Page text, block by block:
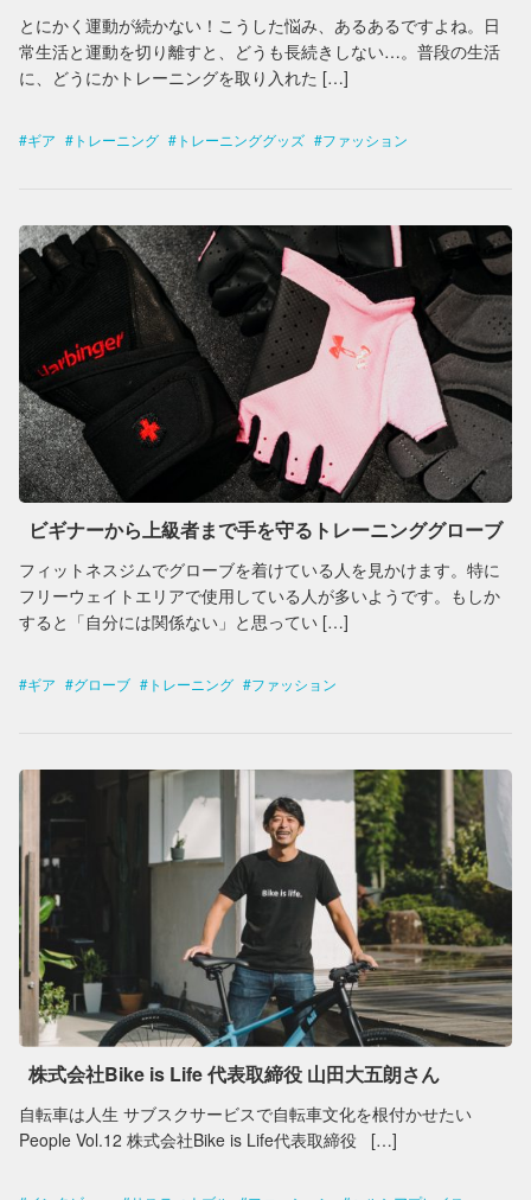
とにかく運動が続かない！こうした悩み、あるあるですよね。日
常生活と運動を切り離すと、どうも長続きしない…。普段の生活
に、どうにかトレーニングを取り入れた […]
ギア トレーニング トレーニンググッズ ファッション
ビギナーから上級者まで手を守るトレーニンググローブ
フィットネスジムでグローブを着けている人を見かけます。特に
フリーウェイトエリアで使用している人が多いようです。もしか
すると「自分には関係ない」と思ってい […]
ギア グローブ トレーニング ファッション
株式会社Bike is Life 代表取締役 山田大五朗さん
自転車は人生 サブスクサービスで自転車文化を根付かせたい
People Vol.12 株式会社Bike is Life代表取締役 […]